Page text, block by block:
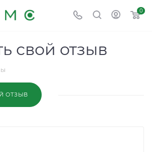
0
свой отзыв
ОТЗЫВ